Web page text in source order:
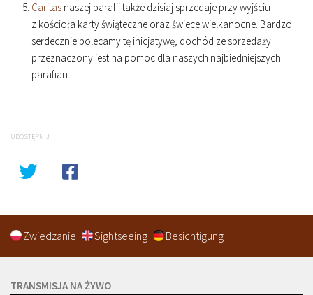
Caritas naszej parafii także dzisiaj sprzedaje przy wyjściu
z kościoła karty świąteczne oraz świece wielkanocne. Bardzo
serdecznie polecamy tę inicjatywę, dochód ze sprzedaży
przeznaczony jest na pomoc dla naszych najbiedniejszych
parafian.
UDOSTĘPNIJ
Zwiedzanie Sightseeing Besichtigung
TRANSMISJA NA ŻYWO